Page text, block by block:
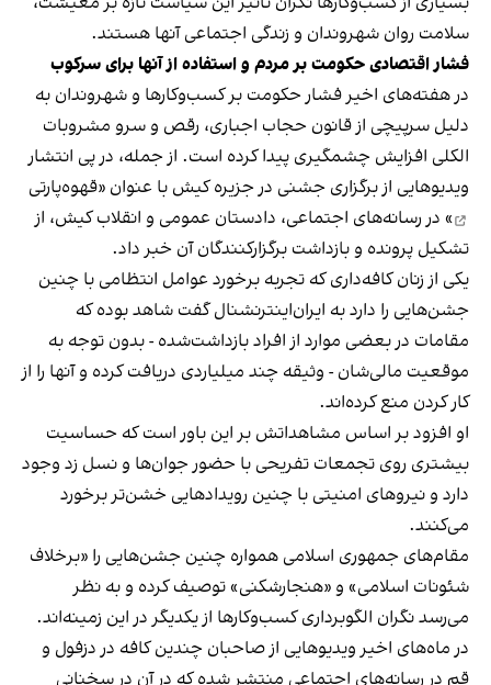
سلامت روان شهروندان و زندگی اجتماعی آنها هستند.
فشار اقتصادی حکومت بر مردم و استفاده از آنها برای سرکوب
در هفته‌های اخیر فشار حکومت بر کسب‌وکارها و شهروندان به
دلیل سرپیچی از قانون حجاب اجباری، رقص و سرو مشروبات
الکلی افزایش چشمگیری پیدا کرده است. از جمله، در پی انتشار
ویدیوهایی از برگزاری جشنی در جزیره کیش با عنوان «قهوه‌پارتی
» در رسانه‌های اجتماعی، دادستان عمومی و انقلاب کیش، از
تشکیل پرونده و بازداشت برگزارکنندگان آن خبر داد.
یکی از زنان کافه‌داری که تجربه برخورد عوامل انتظامی با چنین
جشن‌هایی را دارد به ایران‌اینترنشنال گفت شاهد بوده که
مقامات در بعضی موارد از افراد بازداشت‌‌شده - بدون توجه به
موقعیت مالی‌شان - وثیقه چند میلیاردی دریافت کرده و آنها را از
کار کردن منع کرده‌اند.
او افزود بر اساس مشاهداتش بر این باور است که حساسیت
بیشتری روی تجمعات تفریحی با حضور جوان‌ها و نسل زد وجود
دارد و نیروهای امنیتی با چنین رویدادهایی خشن‌تر برخورد
می‌کنند.
مقام‌های جمهوری اسلامی همواره چنین جشن‌هایی را «برخلاف
شئونات اسلامی» و «هنجارشکنی» توصیف کرده و به نظر
می‌رسد نگران الگوبرداری کسب‌وکارها از یکدیگر در این زمینه‌اند.
در ماه‌های اخیر ویدیوهایی از صاحبان چندین کافه در دزفول و